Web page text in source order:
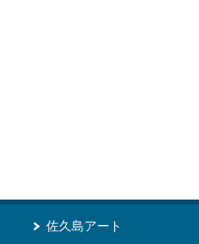
佐久島アート